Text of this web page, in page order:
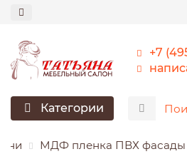
+7
Категории
МДФ пленка ПВХ фасады